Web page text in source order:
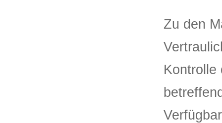
Zu den
Kontrolle